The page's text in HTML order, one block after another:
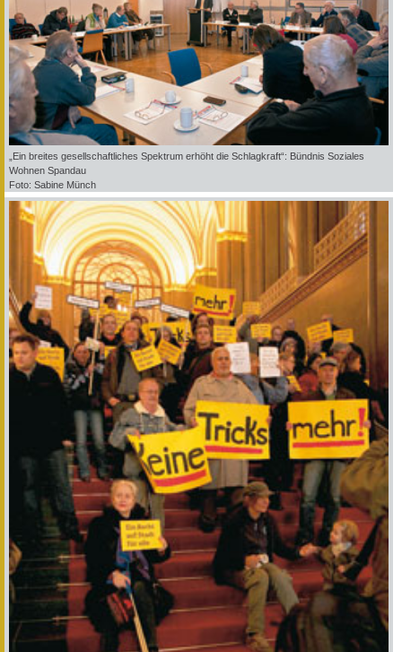
„Ein breites gesellschaftliches Spektrum erhöht die Schlagkraft“: Bündnis Soziales
Wohnen Spandau
Foto: Sabine Münch